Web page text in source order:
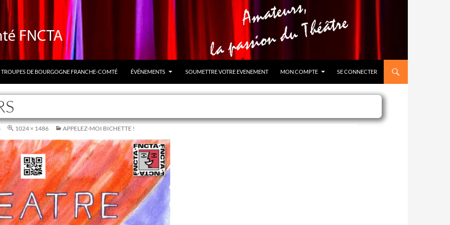
TROUPES DE BOURGOGNE FRANCHE-COMTÉ ÉVÉNEMENTS SOUMETTRE VOTRE EVENEMENT MON COMPTE SE CONNECTER
1024 × 1486 APPELEZ-MOI BICHETTE !